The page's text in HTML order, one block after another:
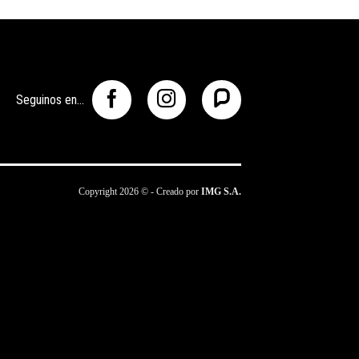
Seguinos en...
Copyright 2026 © - Creado por IMG S.A.